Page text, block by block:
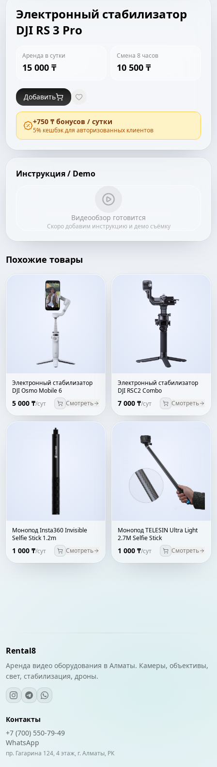
Электронный стабилизатор
DJI RS 3 Pro
Аренда в сутки
15 000 ₸
Смена 8 часов
10 500 ₸
Добавить
+750 ₸ бонусов / сутки
5% кешбэк для авторизованных клиентов
Инструкция / Demo
Видеообзор готовится
Скоро добавим инструкцию и демо съёмку
Похожие товары
Электронный стабилизатор
DJI Osmo Mobile 6
5 000 ₸/сут Смотреть
Электронный стабилизатор
DJI RSC2 Combo
7 000 ₸/сут Смотреть
Монопод Insta360 Invisible
Selfie Stick 1.2m
1 000 ₸/сут Смотреть
Монопод TELESIN Ultra Light
2.7M Selfie Stick
1 000 ₸/сут Смотреть
Rental8
Аренда видео оборудования в Алматы. Камеры, объективы,
свет, стабилизация, дроны.
Контакты
+7 (700) 550-79-49
WhatsApp
пр. Гагарина 124, 4 этаж, г. Алматы, РК